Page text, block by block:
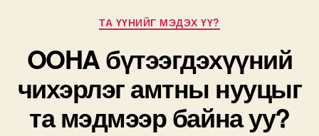
Categories
ТА ҮҮНИЙГ МЭДЭХ ҮҮ?
OOHA бүтээгдэхүүний
чихэрлэг амтны нууцыг
та мэдмээр байна уу?